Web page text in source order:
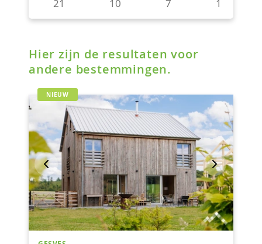
Hier zijn de resultaten voor
andere bestemmingen.